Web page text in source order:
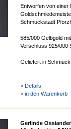
Entworfen von einer
Schmuckstadt
585/000 Gelbgold
Verschluss 925/000
Geliefert in
> Details
> in den Warenkorb
Gerlinde